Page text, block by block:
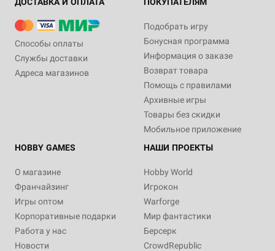
ДОСТАВКА И ОПЛАТА
Способы оплаты
Службы доставки
Адреса магазинов
ПОКУПАТЕЛЯМ
Подобрать игру
Бонусная программа
Информация о заказе
Возврат товара
Помощь с правилами
Архивные игры
Товары без скидки
Мобильное приложение
HOBBY GAMES
О магазине
Франчайзинг
Игры оптом
Корпоративные подарки
Работа у нас
Новости
НАШИ ПРОЕКТЫ
Hobby World
Игрокон
Warforge
Мир фантастики
Берсерк
CrowdRepublic